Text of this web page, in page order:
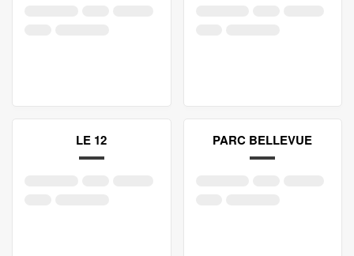
LE 12 PARC BELLEVUE